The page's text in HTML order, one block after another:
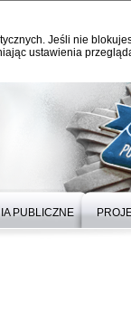
Jeśli nie
ustawienia
PUBLICZNE